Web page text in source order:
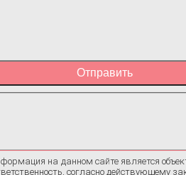
Отправить
на данном сайте является
согласно действующему